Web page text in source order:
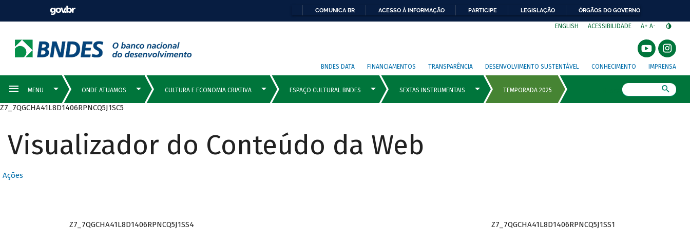
COMUNICA BR ACESSO À INFORMAÇÃO PARTICIPE LEGISLAÇÃO ÓRGÃOS DO GOVERNO
ENGLISH ACESSIBILIDADE A+ A-
BNDES DATA FINANCIAMENTOS TRANSPARÊNCIA DESENVOLVIMENTO SUSTENTÁVEL CONHECIMENTO IMPRENSA
Z7_7QGCHA41L8D1406RPNCQ5J1SC5
Visualizador do Conteúdo da Web
Ações
Z7_7QGCHA41L8D1406RPNCQ5J1SS4 Z7_7QGCHA41L8D1406RPNCQ5J1SS1